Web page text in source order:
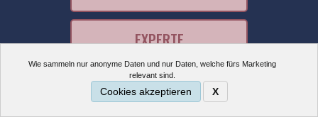
Wie sammeln nur anonyme Daten und nur Daten, welche fürs Marketing
relevant sind.
Cookies akzeptieren X
EXPERTE